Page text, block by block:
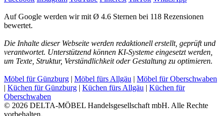
Auf Google werden wir mit Ø 4.6 Sternen bei 118 Rezensionen
bewertet.
Die Inhalte dieser Webseite werden redaktionell erstellt, geprüft und
verantwortet. Unterstützend können KI-Systeme eingesetzt werden,
um Texte, Struktur, Verständlichkeit oder Gestaltung zu optimieren.
Möbel für Günzburg | Möbel fürs Allgäu | Möbel für Oberschwaben
| Küchen für Günzburg | Küchen fürs Allgäu | Küchen für
Oberschwaben
© 2026 DELTA-MÖBEL Handelsgesellschaft mbH. Alle Rechte
vorbehalten.